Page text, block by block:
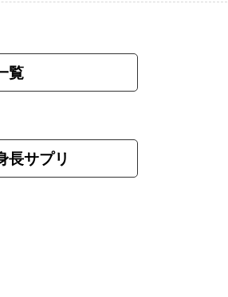
覧
長サプリ